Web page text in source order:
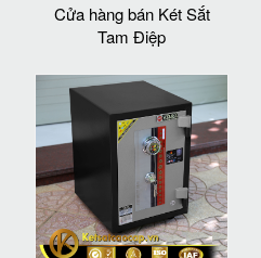
Cửa hàng bán Két Sắt
Tam Điệp